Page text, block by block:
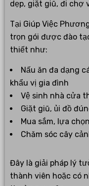
dẹp, giặt giũ, đi chợ
Tại Giúp Việc
trọn gói được đào
thiết như:
Nấu ăn đa dạng
khẩu vị gia đình
Vệ sinh nhà cửa
Giặt giũ, ủi đồ
Mua sắm, lựa
Chăm sóc cây
Đây là giải pháp lý
thành viên hoặc có